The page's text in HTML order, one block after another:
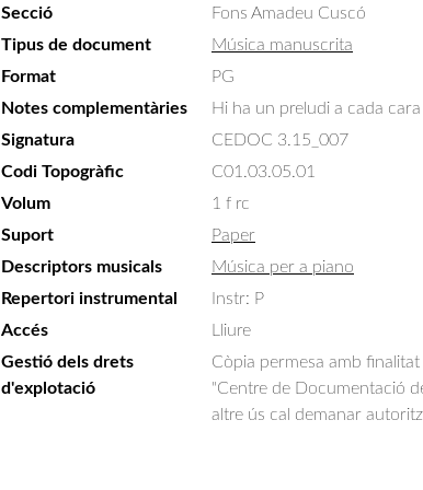
Secció
Fons Amadeu Cuscó
Tipus de document
Música manuscrita
Format
PG
Notes complementàries
Hi ha un preludi a cada cara
Signatura
CEDOC 3.15_007
Codi Topogràfic
C01.03.05.01
Volum
1 f rc
Suport
Paper
Descriptors musicals
Música per a piano
Repertori instrumental
Instr: P
Accés
Lliure
Gestió dels drets
d'explotació
Còpia permesa amb
"Centre de Documentació
altre ús cal demanar